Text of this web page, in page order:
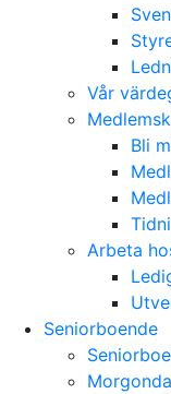
Vår
Bli
Arbeta
Seniorboende